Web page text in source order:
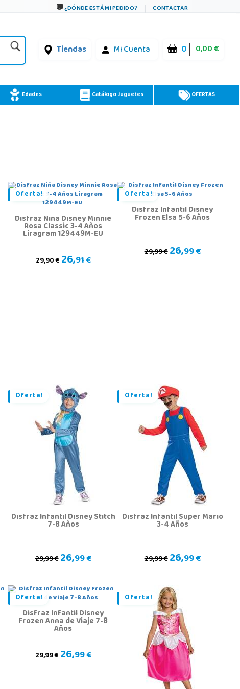
¿DÓNDE ESTÁ MI PEDIDO? CONTACTAR
Tiendas Mi Cuenta 0 0,00 €
Edades Catálogo Juguetes OFERTAS
Oferta!
Disfraz Niña Disney Minnie
Rosa Classic 3-4 Años
Liragram 129449M-EU
29,90 €26,91 €
Oferta!
Disfraz Infantil Disney
Frozen Elsa 5-6 Años
29,99 €26,99 €
Oferta!
Disfraz Infantil Disney Stitch
7-8 Años
29,99 €26,99 €
Oferta!
Disfraz Infantil Super Mario
3-4 Años
29,99 €26,99 €
Oferta!
Disfraz Infantil Disney
Frozen Anna de Viaje 7-8
Años
29,99 €26,99 €
Oferta!